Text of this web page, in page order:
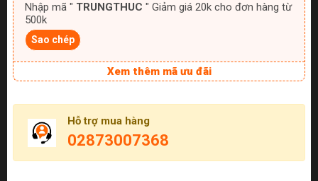
Nhập mã " TRUNGTHUC " Giảm giá 20k cho đơn hàng từ
500k
Sao chép
Xem thêm mã ưu đãi
Hỗ trợ mua hàng
02873007368